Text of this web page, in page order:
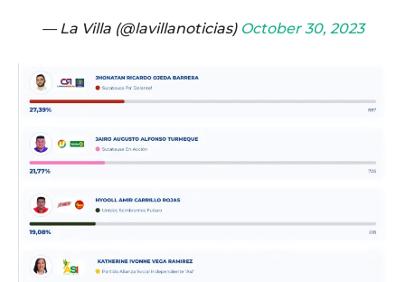
— La Villa (@lavillanoticias) October 30, 2023